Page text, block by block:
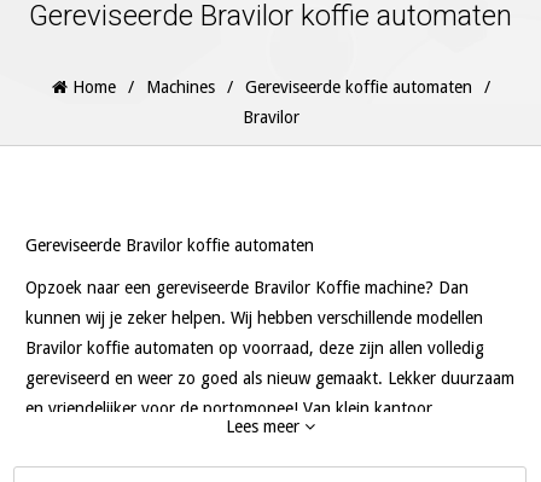
Gereviseerde Bravilor koffie automaten
Home / Machines / Gereviseerde koffie automaten
/
Bravilor
Gereviseerde Bravilor koffie automaten
Opzoek naar een gereviseerde Bravilor Koffie machine? Dan
kunnen wij je zeker helpen. Wij hebben verschillende modellen
Bravilor koffie automaten op voorraad, deze zijn allen volledig
gereviseerd en weer zo goed als nieuw gemaakt. Lekker duurzaam
en vriendelijker voor de portomonee! Van klein kantoor,
showroom, kantine tot groot kantoor, garage enzovoorts. Een
Bravilor koffie automaat is kiezen voor degelijkheid en lekkere
Lees meer